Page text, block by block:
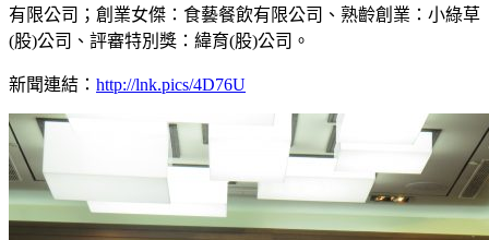
有限公司；創業女傑：食藝餐飲有限公司、熟齡創業：小綠草
(股)公司、評審特別獎：緯育(股)公司。
新聞連結： http://lnk.pics/4D76U